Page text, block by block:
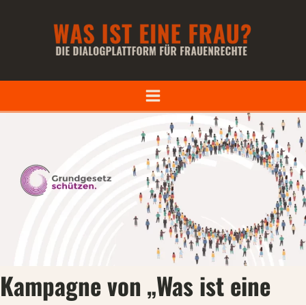
Kampagne von „Was ist eine